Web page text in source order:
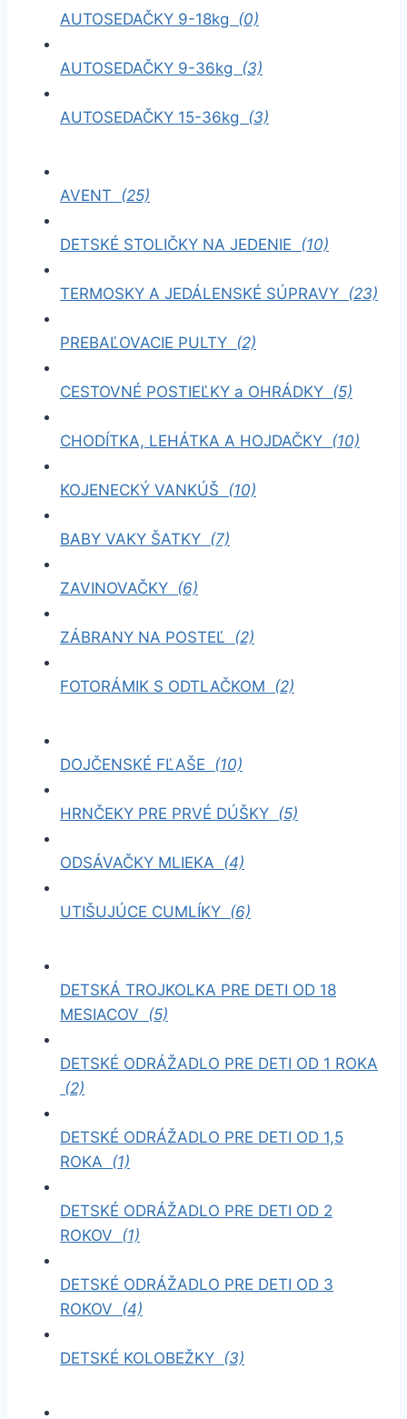
AUTOSEDAČKY 9-18kg (0)
AUTOSEDAČKY 9-36kg (3)
AUTOSEDAČKY 15-36kg (3)
AVENT (25)
DETSKÉ STOLIČKY NA JEDENIE (10)
TERMOSKY A JEDÁLENSKÉ SÚPRAVY (23)
PREBAĽOVACIE PULTY (2)
CESTOVNÉ POSTIEĽKY a OHRÁDKY (5)
CHODÍTKA, LEHÁTKA A HOJDAČKY (10)
KOJENECKÝ VANKÚŠ (10)
BABY VAKY ŠATKY (7)
ZAVINOVAČKY (6)
ZÁBRANY NA POSTEĽ (2)
FOTORÁMIK S ODTLAČKOM (2)
DOJČENSKÉ FĽAŠE (10)
HRNČEKY PRE PRVÉ DÚŠKY (5)
ODSÁVAČKY MLIEKA (4)
UTIŠUJÚCE CUMLÍKY (6)
DETSKÁ TROJKOLKA PRE DETI OD 18
MESIACOV (5)
DETSKÉ ODRÁŽADLO PRE DETI OD 1 ROKA
(2)
DETSKÉ ODRÁŽADLO PRE DETI OD 1,5
ROKA (1)
DETSKÉ ODRÁŽADLO PRE DETI OD 2
ROKOV (1)
DETSKÉ ODRÁŽADLO PRE DETI OD 3
ROKOV (4)
DETSKÉ KOLOBEŽKY (3)